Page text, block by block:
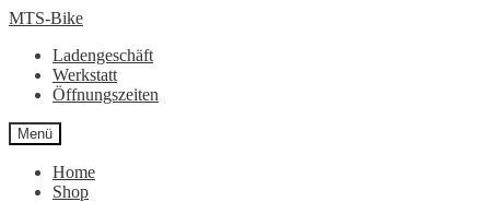
Zur
springen
Zum
springen
MTS-Bike
Ladengeschäft
Werkstatt
Öffnungszeiten
Menü
Home
Shop